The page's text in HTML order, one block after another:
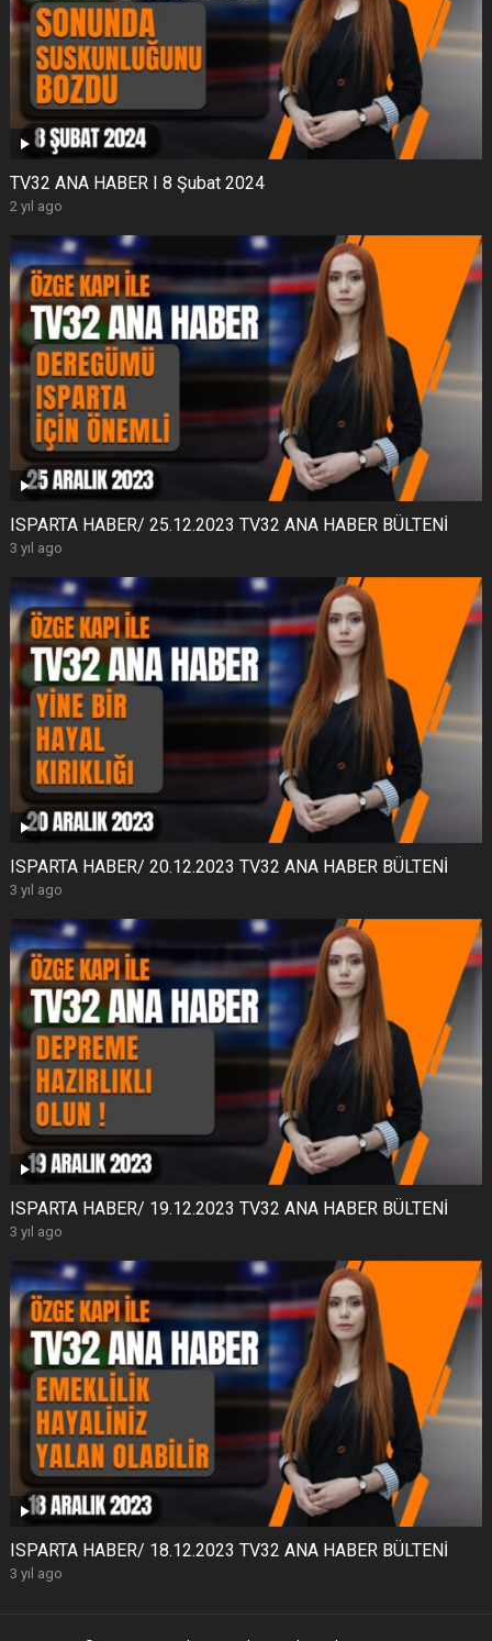
TV32 ANA HABER I 8 Şubat 2024
2 yıl ago
ISPARTA HABER/ 25.12.2023 TV32 ANA HABER BÜLTENİ
3 yıl ago
ISPARTA HABER/ 20.12.2023 TV32 ANA HABER BÜLTENİ
3 yıl ago
ISPARTA HABER/ 19.12.2023 TV32 ANA HABER BÜLTENİ
3 yıl ago
ISPARTA HABER/ 18.12.2023 TV32 ANA HABER BÜLTENİ
3 yıl ago